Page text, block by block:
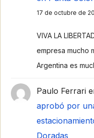
17 de octubre de
VIVA LA
empresa mucho
Argentina es
Paulo Ferrari
aprobó por
Doradas